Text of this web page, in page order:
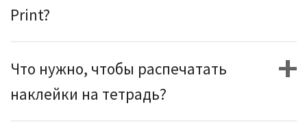
Print?
Что нужно, чтобы распечатать
наклейки на тетрадь?